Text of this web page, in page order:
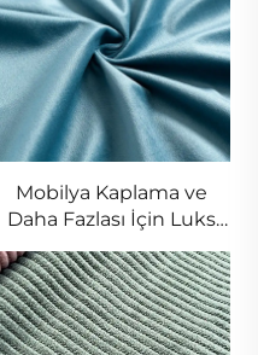
Mobilya Kaplama ve
Daha Fazlası İçin Luks
Keten Dokumu | Toplu
Satış